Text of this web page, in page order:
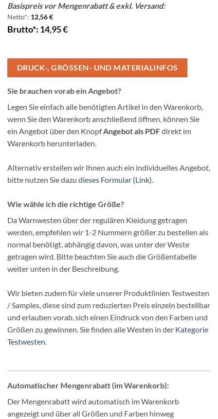
Basispreis vor Mengenrabatt & exkl. Versand:
Netto*: 12,56€
Brutto*: 14,95€
DRUCK-, GRÖSSEN- UND MATERIALINFOS
Sie brauchen vorab ein Angebot?
Legen Sie einfach alle benötigten Artikel in den Warenkorb,
wenn Sie den Warenkorb anschließend öffnen, können Sie
ein Angebot über den KnopfAngebot als PDFdirekt im
Warenkorb herunterladen.
Alternativ erstellen wir Ihnen auch ein individuelles Angebot,
bitte nutzen Sie dazu dieses Formular (Link).
Wie wähle ich die richtige Größe?
Da Warnwesten über der regulären Kleidung getragen
werden, empfehlen wir 1-2 Nummern größer zu bestellen als
normal benötigt, abhängig davon, was unter der Weste
getragen wird. Bitte beachten Sie auch die Größentabelle
weiter unten in der Beschreibung.
Wir bieten zudem für viele unserer Produktlinien Testwesten
/ Samples, diese sind zum reduzierten Preis einzeln bestellbar
und erlauben vorab, sich einen Eindruck von den Farben und
Größen zu gewinnen. Sie finden alle Westen in der Kategorie
Testwesten.
Automatischer Mengenrabatt (im Warenkorb):
Der Mengenrabatt wird automatisch im Warenkorb
angezeigt und über all Größen und Farben hinweg